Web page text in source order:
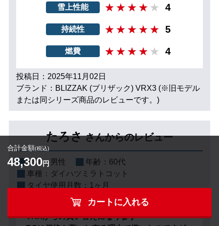
合計金額(税込)
48,300円
カートに入れる
雪上性能 4
持続性 5
燃費 4
投稿日：2025年11月02日
ブランド：BLIZZAK (ブリザック) VRX3 (※旧モデル
または同シリーズ商品のレビューです。)
たろさ さんからのレビュー
性別： 男性 年齢： 60代
車種： ダイハツミラトコット
タイヤ使用月数： 1ヶ月
VRXからの買い替えになります